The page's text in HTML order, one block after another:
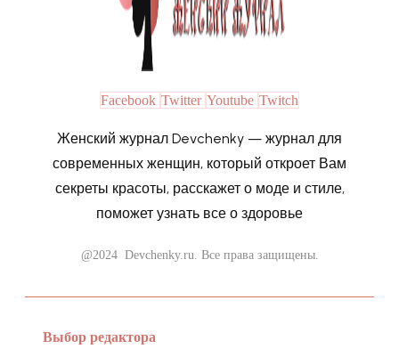
Facebook Twitter Youtube Twitch
Женский журнал Devchenky — журнал для
современных женщин, который откроет Вам
секреты красоты, расскажет о моде и стиле,
поможет узнать все о здоровье
@2024 Devchenky.ru. Все права защищены.
Выбор редактора